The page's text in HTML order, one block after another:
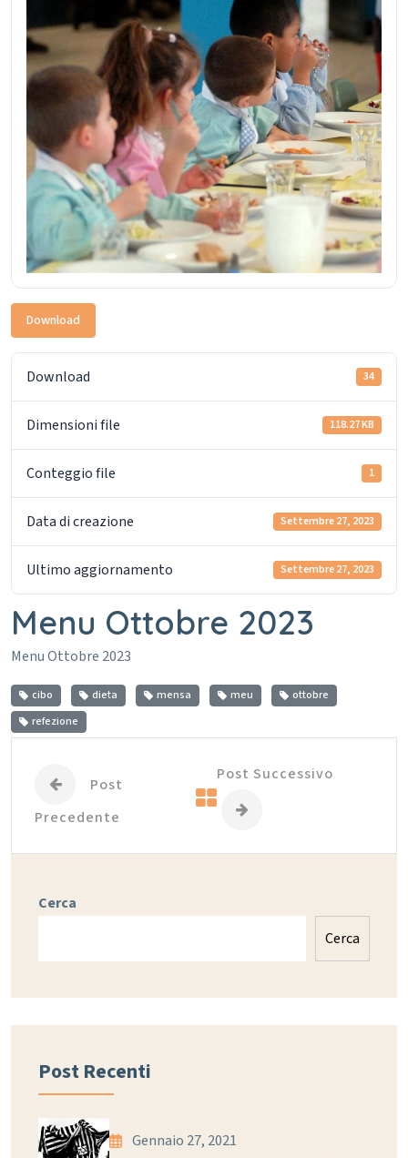
Download
Download 34
Dimensioni file 118.27 KB
Conteggio file 1
Data di creazione Settembre 27, 2023
Ultimo aggiornamento Settembre 27, 2023
Menu Ottobre 2023
Menu Ottobre 2023
cibo dieta mensa meu
ottobre
refezione
Post
Precedente
Post Successivo
Cerca
Cerca
Post Recenti
Gennaio 27, 2021